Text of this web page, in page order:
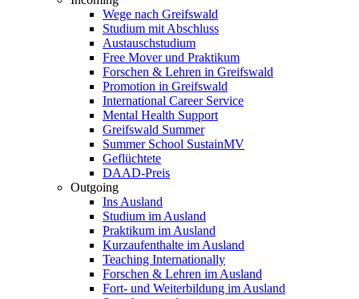
Wege nach Greifswald
Studium mit Abschluss
Austauschstudium
Free Mover und Praktikum
Forschen & Lehren in Greifswald
Promotion in Greifswald
International Career Service
Mental Health Support
Greifswald Summer
Summer School SustainMV
Geflüchtete
DAAD-Preis
Outgoing
Ins Ausland
Studium im Ausland
Praktikum im Ausland
Kurzaufenthalte im Ausland
Teaching Internationally
Forschen & Lehren im Ausland
Fort- und Weiterbildung im Ausland